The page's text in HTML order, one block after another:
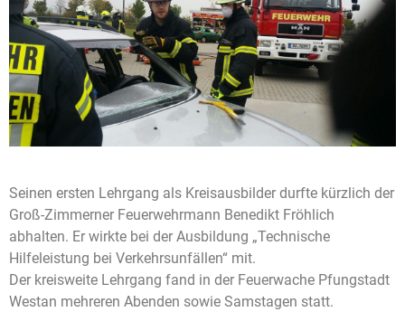
Seinen ersten Lehrgang als Kreisausbilder durfte kürzlich der
Groß-Zimmerner Feuerwehrmann Benedikt Fröhlich
abhalten. Er wirkte bei der Ausbildung „Technische
Hilfeleistung bei Verkehrsunfällen“ mit.
Der kreisweite Lehrgang fand in der Feuerwache Pfungstadt
Westan mehreren Abenden sowie Samstagen statt.